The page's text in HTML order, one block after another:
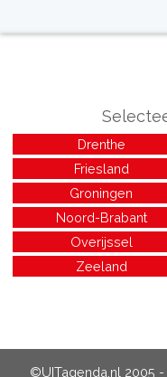
Drenthe
Friesland
Groningen
Noord-Brabant
Overijssel
Zeeland
©UITagenda.nl 2005